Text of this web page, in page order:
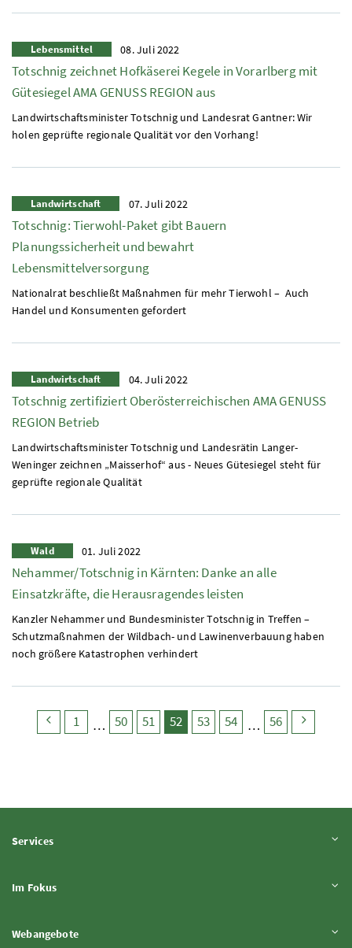
Lebensmittel 08. Juli 2022
Totschnig zeichnet Hofkäserei Kegele in Vorarlberg mit
Gütesiegel AMA GENUSS REGION aus
Landwirtschaftsminister Totschnig und Landesrat Gantner: Wir
holen geprüfte regionale Qualität vor den Vorhang!
Landwirtschaft 07. Juli 2022
Totschnig: Tierwohl-Paket gibt Bauern
Planungssicherheit und bewahrt
Lebensmittelversorgung
Nationalrat beschließt Maßnahmen für mehr Tierwohl – Auch
Handel und Konsumenten gefordert
Landwirtschaft 04. Juli 2022
Totschnig zertifiziert Oberösterreichischen AMAGENUSS
REGION Betrieb
Landwirtschaftsminister Totschnig und Landesrätin Langer-
Weninger zeichnen „Maisserhof“ aus - Neues Gütesiegel steht für
geprüfte regionale Qualität
Wald 01. Juli 2022
Nehammer/Totschnig in Kärnten: Danke an alle
Einsatzkräfte, die Herausragendes leisten
Kanzler Nehammer und Bundesminister Totschnig in Treffen –
Schutzmaßnahmen der Wildbach- und Lawinenverbauung haben
noch größere Katastrophen verhindert
search.pagingback
search.page
1 search.page
50 search.page
51 search.page
52 (search.pagecurrent)
search.page
53 search.page
54 search.page
56
ServicesInhalt aufklappen
Im FokusInhalt aufklappen
WebangeboteInhalt aufklappen